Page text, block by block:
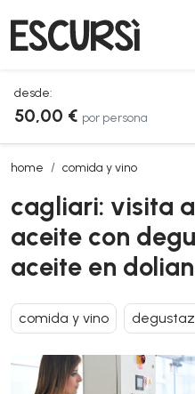
desde:
50,00 € por persona
home comida y vino
cagliari: visita a un molino de
cagliari: visita
aceite con
aceite en
comida y vino